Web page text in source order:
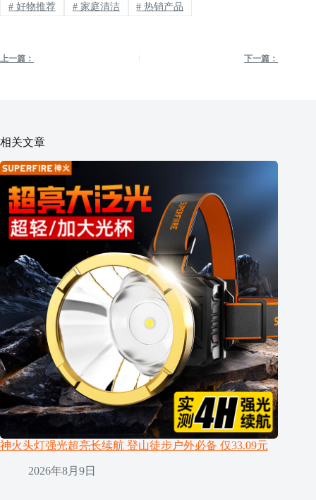
#好物推荐 #家庭清洁 # 热销产品
上一篇： 下一篇：
相关文章
神火头灯强光超亮长续航 登山徒步户外必备 仅33.09元
2026年8月9日